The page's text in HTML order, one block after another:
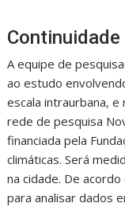
Continuidade
A equipe de
ao estudo
escala intraurbana, e
rede de pesquisa
financiada pela
climáticas. Será
na cidade. De
para analisar dados